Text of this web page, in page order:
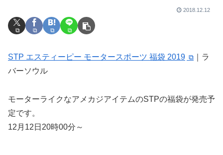
2018.12.12
STP エスティーピー モータースポーツ 福袋 2019
｜ラ
バーソウル
モーターライクなアメカジアイテムのSTPの福袋が発売予
定です。
12月12日20時00分～